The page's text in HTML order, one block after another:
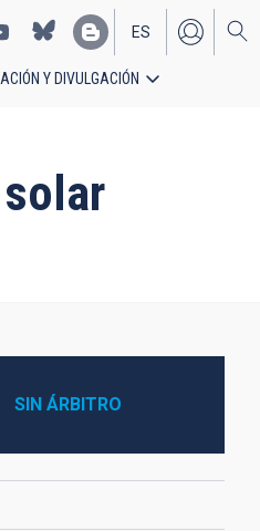
EN
ES
Y DIVULGACIÓN
SIN ÁRBITRO